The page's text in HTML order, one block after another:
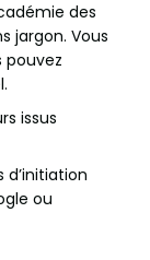
des
jargon. Vous
issus
ou